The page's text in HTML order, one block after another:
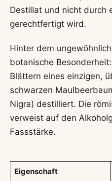
Destillat und nicht durch
gerechtfertigt wird.
Hinter dem
botanische
Blättern eines einzigen,
schwarzen
Nigra) destilliert. Die
verweist auf den
Fassstärke.
Eigenschaft